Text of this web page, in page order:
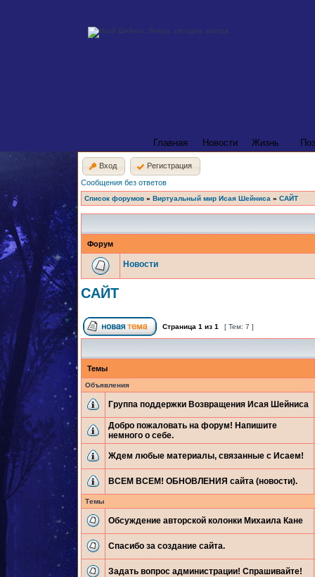
Главная Новости Жизнь
Вход
Регистрация
Сообщения без ответов
Список форумов » Виртуальный мир Исая Шейниса » САЙТ
Форум
Новости
САЙТ
Страница 1 из 1 [ Тем: 7 ]
Темы
Объявления
Группа поддержки Возвращения Исая Шейниса
Добро пожаловать на форум! Напишите
немного о себе.
Ждем любые материалы, связанные с Исаем!
ВСЕМ ВСЕМ! ОБНОВЛЕНИЯ сайта (новости).
Темы
Обсуждение авторской колонки Михаила Кане
Спасибо за создание сайта.
Задать вопрос администрации! Спрашивайте!